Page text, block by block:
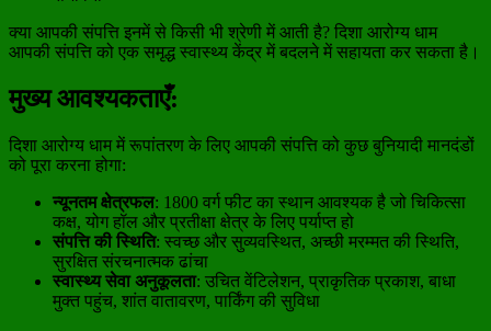
क्या आपकी संपत्ति इनमें से किसी भी श्रेणी में आती है? दिशा आरोग्य धाम
आपकी संपत्ति को एक समृद्ध स्वास्थ्य केंद्र में बदलने में सहायता कर सकता है।
मुख्य आवश्यकताएँ:
दिशा आरोग्य धाम में रूपांतरण के लिए आपकी संपत्ति को कुछ बुनियादी मानदंडों
को पूरा करना होगा:
न्यूनतम क्षेत्रफल: 1800 वर्ग फीट का स्थान आवश्यक है जो चिकित्सा
कक्ष, योग हॉल और प्रतीक्षा क्षेत्र के लिए पर्याप्त हो
संपत्ति की स्थिति: स्वच्छ और सुव्यवस्थित, अच्छी मरम्मत की स्थिति,
सुरक्षित संरचनात्मक ढांचा
स्वास्थ्य सेवा अनुकूलता: उचित वेंटिलेशन, प्राकृतिक प्रकाश, बाधा
मुक्त पहुंच, शांत वातावरण, पार्किंग की सुविधा